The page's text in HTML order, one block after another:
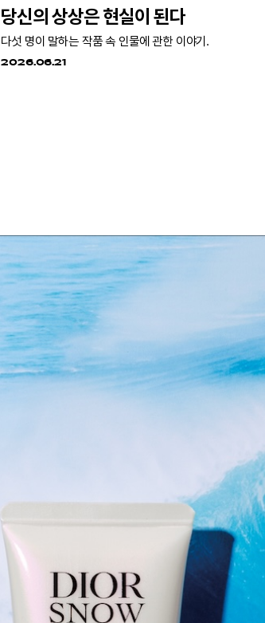
당신의 상상은 현실이 된다
다섯 명이 말하는 작품 속 인물에 관한 이야기.
2026.06.21